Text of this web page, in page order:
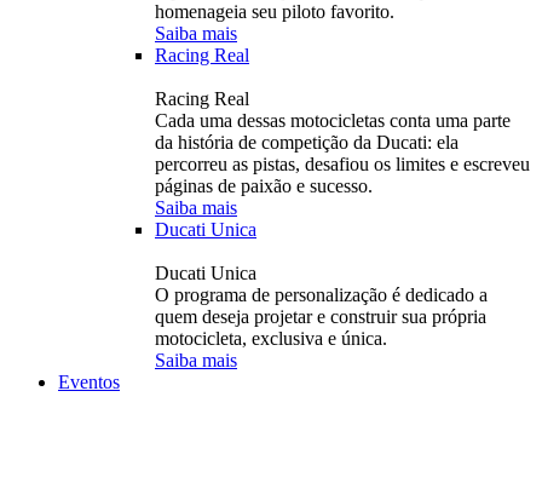
homenageia seu piloto favorito.
Saiba mais
Racing Real
Racing Real
Cada uma dessas motocicletas conta uma parte
da história de competição da Ducati: ela
percorreu as pistas, desafiou os limites e escreveu
páginas de paixão e sucesso.
Saiba mais
Ducati Unica
Ducati Unica
O programa de personalização é dedicado a
quem deseja projetar e construir sua própria
motocicleta, exclusiva e única.
Saiba mais
Eventos